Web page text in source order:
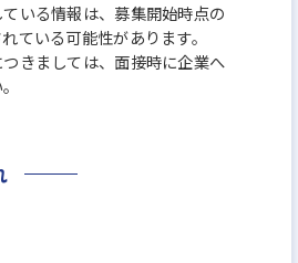
いる情報は、募集開始時点の
ている可能性があります。
きましては、面接時に企業へ